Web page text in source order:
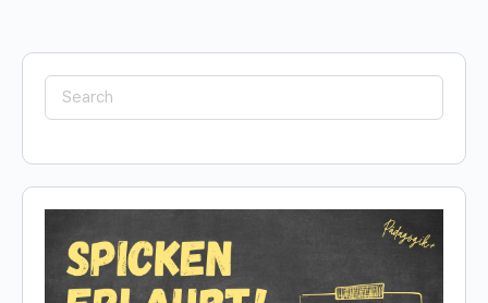
Search
for: